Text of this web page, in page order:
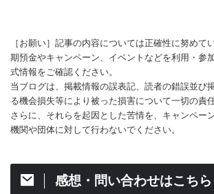
［お願い］記事の内容については正確性に努めて
期預金やキャンペーン、イベントなどを利用・参
式情報をご確認ください。
当ブログは、掲載情報の誤表記、読者の錯誤並び
る機会損失等により被った損害について一切の責
さらに、それらを起因とした苦情を、キャンペー
機関や団体に対して行わないでください。
感想・問い合わせはこちら